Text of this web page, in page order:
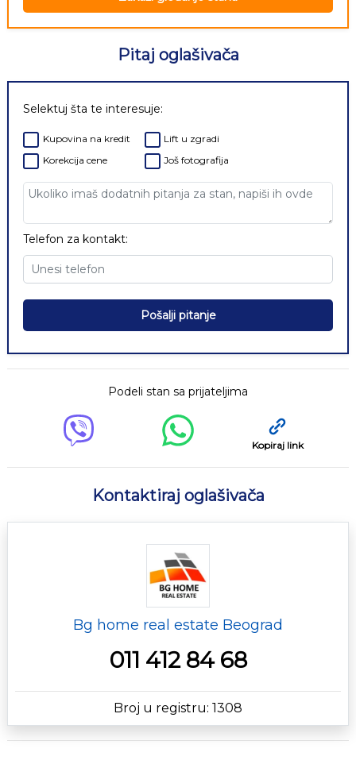
Pitaj oglašivača
Selektuj šta te interesuje:
Kupovina na kredit
Korekcija cene
Lift u zgradi
Još fotografija
Telefon za kontakt:
Pošalji pitanje
Podeli stan sa prijateljima
Kopiraj link
Kontaktiraj oglašivača
Bg home real estate Beograd
011 412 84 68
Broj u registru: 1308